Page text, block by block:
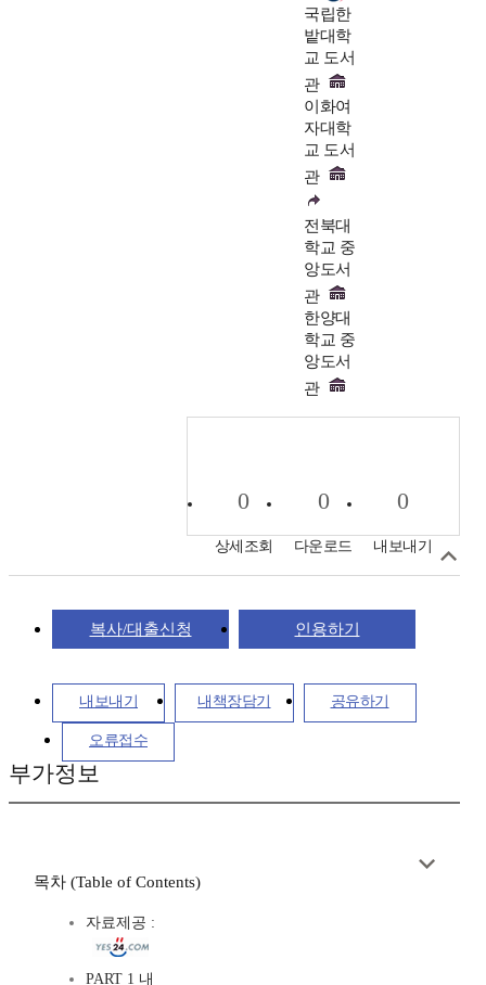
국립한
밭대학
교 도서
관
이화여
자대학
교 도서
관
전북대
학교 중
앙도서
관
한양대
학교 중
앙도서
관
0
상세조회
0
다운로드
0
내보내기
복사/대출신청 인용하기
내보내기 내책장담기 공유하기
오류접수
부가정보
목차 (Table of Contents)
자료제공 :
PART 1 내